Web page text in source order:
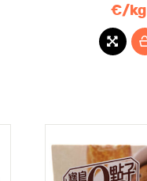
€/kg